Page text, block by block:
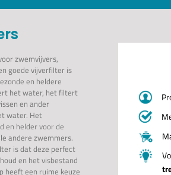
zwemvijvers,
goede vijverfilter is
en heldere
het water, het filtert
en ander
water. Het
en helder voor de
andere zwemmers.
is dat deze perfect
en het visbestand
heeft een ruime keuze